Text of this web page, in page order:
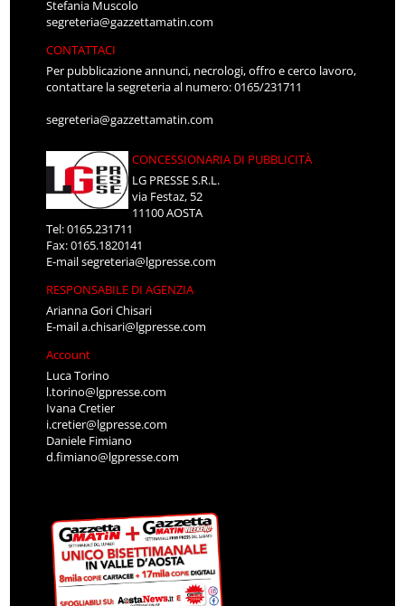
Stefania Muscolo
segreteria@gazzettamatin.com
CONTATTACI
Per pubblicazione annunci, necrologi, offro e cerco lavoro,
contattare la segreteria al numero: 0165/231711
segreteria@gazzettamatin.com
CONCESSIONARIA DI PUBBLICITÀ
LG PRESSE S.R.L.
via Festaz, 52
11100 AOSTA
Tel: 0165.231711
Fax: 0165.1820141
E-mailsegreteria@lgpresse.com
RESPONSABILE DI AGENZIA
Arianna Gori Chisari
E-maila.chisari@lgpresse.com
Account
Luca Torino
l.torino@lgpresse.com
Ivana Cretier
i.cretier@lgpresse.com
Daniele Fimiano
d.fimiano@lgpresse.com